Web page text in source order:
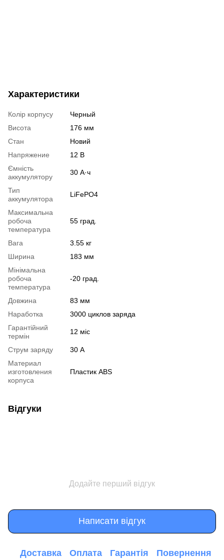
Характеристики
Колір корпусу
Черный
Висота
176 мм
Стан
Новий
Напряжение
12 В
Ємність
аккумулятору
30 А·ч
Тип
аккумулятора
LiFePO4
Максимальна
робоча
температура
55 град.
Вага
3.55 кг
Ширина
183 мм
Мінімальна
робоча
температура
-20 град.
Довжина
83 мм
Наработка
3000 циклов заряда
Гарантійний
термін
12 міс
Струм заряду
30 А
Материал
изготовления
корпуса
Пластик ABS
Відгуки
Додайте перший відгук
Написати відгук
Доставка Оплата Гарантія Повернення